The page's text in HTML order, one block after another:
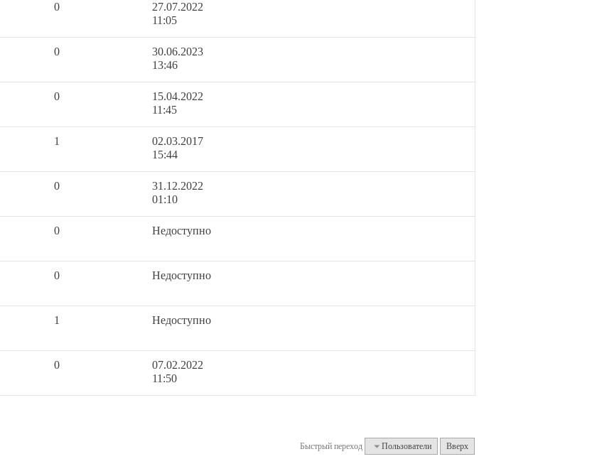
0
27.07.2022
11:05
0
30.06.2023
13:46
0
15.04.2022
11:45
1
02.03.2017
15:44
0
31.12.2022
01:10
0 Недоступно
0 Недоступно
1 Недоступно
0
07.02.2022
11:50
Быстрый переход Пользователи Вверх